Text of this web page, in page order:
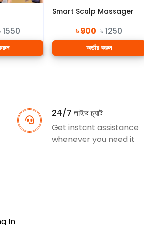
1550
Smart Scalp Massager
৳ 900 ৳ 1250
অর্ডার করুন
24/7 লাইভ চ্যাট
Get instant assistance
whenever you need it
In